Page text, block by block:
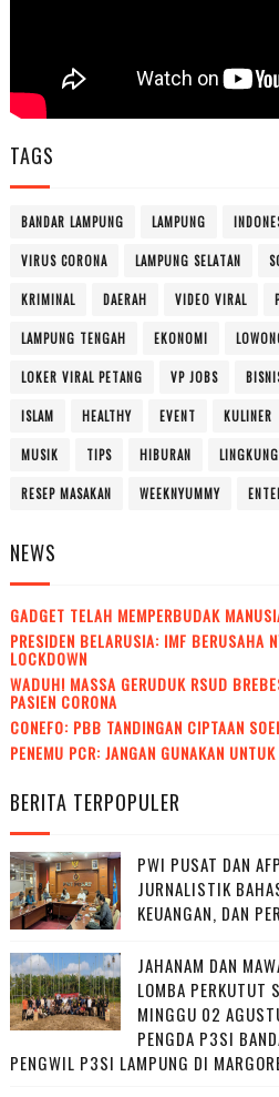
TAGS
BANDAR LAMPUNG LAMPUNG
VIRUS CORONA LAMPUNG SELATAN
KRIMINAL DAERAH VIDEO VIRAL
LAMPUNG TENGAH EKONOMI
LOKER VIRAL PETANG VP JOBS
ISLAM HEALTHY EVENT KULINER
MUSIK TIPS HIBURAN
RESEP MASAKAN WEEKNYUMMY
NEWS
GADGET TELAH MEMPERBUDAK
PRESIDEN BELARUSIA: IMF BERUSAHA
LOCKDOWN
WADUH! MASSA GERUDUK RSUD
PASIEN CORONA
CONEFO: PBB TANDINGAN CIPTAAN
PENEMU PCR: JANGAN GUNAKAN
BERITA TERPOPULER
PWI PUSAT DAN
JURNALISTIK
KEUANGAN, DAN
JAHANAM DAN
LOMBA PERKUTUT
MINGGU 02
PENGDA P3SI
PENGWIL P3SI LAMPUNG DI